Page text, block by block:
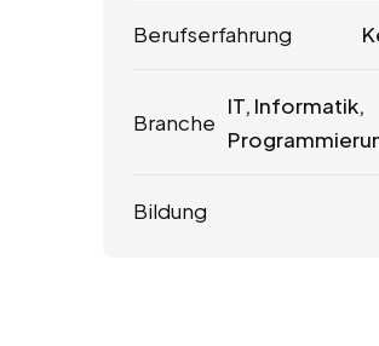
Berufserfahrung
Branche
IT, Informatik,
Bildung